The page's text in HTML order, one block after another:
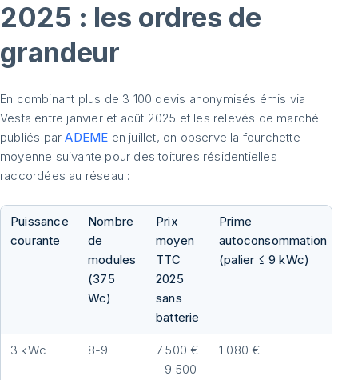
2025 : les ordres de
grandeur
En combinant plus de 3 100 devis anonymisés émis via
Vesta entre janvier et août 2025 et les relevés de marché
publiés parADEME en juillet, on observe la fourchette
moyenne suivante pour des toitures résidentielles
raccordées au réseau :
Puissance
courante
Nombre
de
modules
(375
Wc)
Prix
moyen
TTC
2025
sans
batterie
Prime
autoconsommation
(palier ≤ 9 kWc)
3 kWc 8-9
7 500 €
- 9 500
1 080 €